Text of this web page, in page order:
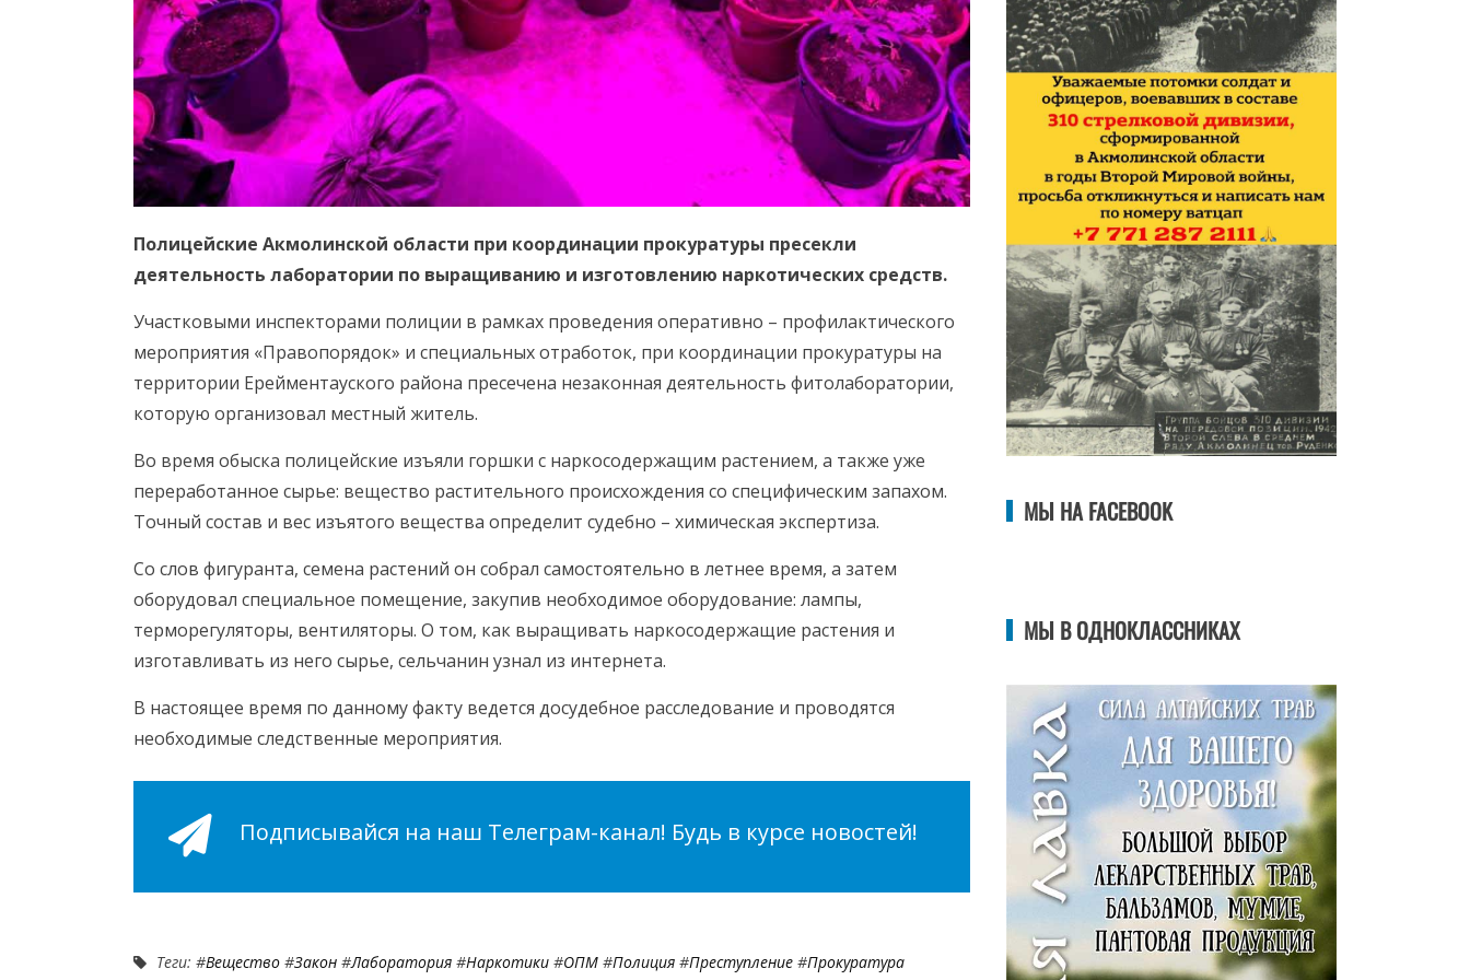
Полицейские Акмолинской области при координации прокуратуры пресекли
деятельность лаборатории по выращиванию и изготовлению наркотических средств.
Участковыми инспекторами полиции в рамках проведения оперативно – профилактического
мероприятия «Правопорядок» и специальных отработок, при координации прокуратуры на
территории Ерейментауского района пресечена незаконная деятельность фитолаборатории,
которую организовал местный житель.
Во время обыска полицейские изъяли горшки с наркосодержащим растением, а также уже
переработанное сырье: вещество растительного происхождения со специфическим запахом.
Точный состав и вес изъятого вещества определит судебно – химическая экспертиза.
Со слов фигуранта, семена растений он собрал самостоятельно в летнее время, а затем
оборудовал специальное помещение, закупив необходимое оборудование: лампы,
терморегуляторы, вентиляторы. О том, как выращивать наркосодержащие растения и
изготавливать из него сырье, сельчанин узнал из интернета.
В настоящее время по данному факту ведется досудебное расследование и проводятся
необходимые следственные мероприятия.
Подписывайся на наш Телеграм-канал! Будь в курсе новостей!
Теги: #Вещество #Закон #Лаборатория #Наркотики #ОПМ #Полиция #Преступление #Прокуратура
МЫ НА FACEBOOK
МЫ В ОДНОКЛАССНИКАХ